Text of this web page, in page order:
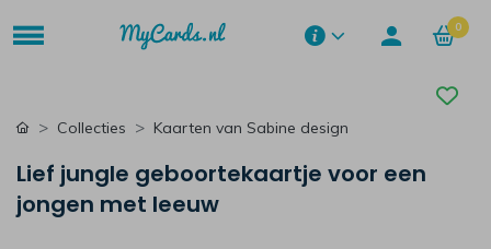
0
Collecties Kaarten van Sabine design
Lief jungle geboortekaartje voor een
jongen met leeuw